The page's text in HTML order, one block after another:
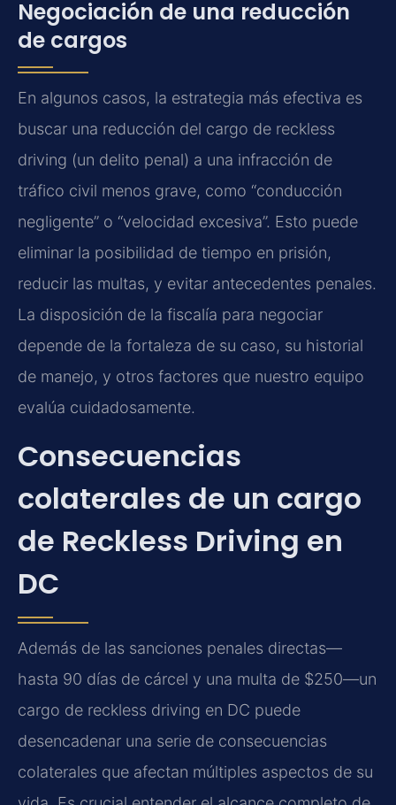
Negociación de una reducción
de cargos
En algunos casos, la estrategia más efectiva es
buscar una reducción del cargo de reckless
driving (un delito penal) a una infracción de
tráfico civil menos grave, como “conducción
negligente” o “velocidad excesiva”. Esto puede
eliminar la posibilidad de tiempo en prisión,
reducir las multas, y evitar antecedentes penales.
La disposición de la fiscalía para negociar
depende de la fortaleza de su caso, su historial
de manejo, y otros factores que nuestro equipo
evalúa cuidadosamente.
Consecuencias
colaterales de un cargo
de Reckless Driving en
DC
Además de las sanciones penales directas—
hasta 90 días de cárcel y una multa de $250—un
cargo de reckless driving en DC puede
desencadenar una serie de consecuencias
colaterales que afectan múltiples aspectos de su